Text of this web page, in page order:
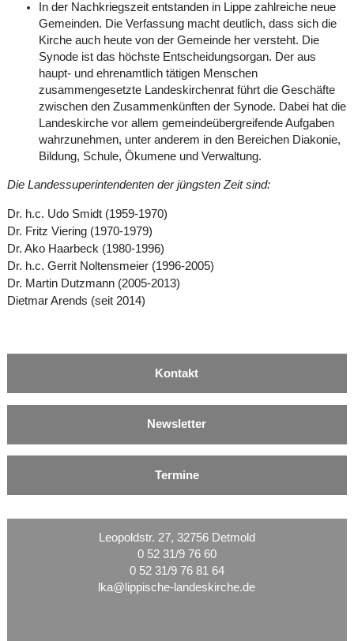
In der Nachkriegszeit entstanden in Lippe zahlreiche neue
Gemeinden. Die Verfassung macht deutlich, dass sich die
Kirche auch heute von der Gemeinde her versteht. Die
Synode ist das höchste Entscheidungsorgan. Der aus
haupt- und ehrenamtlich tätigen Menschen
zusammengesetzte Landeskirchenrat führt die Geschäfte
zwischen den Zusammenkünften der Synode. Dabei hat die
Landeskirche vor allem gemeindeübergreifende Aufgaben
wahrzunehmen, unter anderem in den Bereichen Diakonie,
Bildung, Schule, Ökumene und Verwaltung.
Die Landessuperintendenten der jüngsten Zeit sind:
Dr. h.c. Udo Smidt (1959-1970)
Dr. Fritz Viering (1970-1979)
Dr. Ako Haarbeck (1980-1996)
Dr. h.c. Gerrit Noltensmeier (1996-2005)
Dr. Martin Dutzmann (2005-2013)
Dietmar Arends (seit 2014)
Kontakt
Newsletter
Termine
Leopoldstr. 27, 32756 Detmold
0 52 31/9 76 60
0 52 31/9 76 81 64
lka@lippische-landeskirche.de